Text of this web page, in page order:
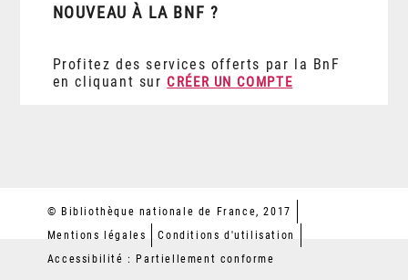
NOUVEAU À LA BNF ?
Profitez des services offerts par la BnF
en cliquant sur CRÉER UN COMPTE
© Bibliothèque nationale de France, 2017
Mentions légales
Conditions d'utilisation
Accessibilité : Partiellement conforme